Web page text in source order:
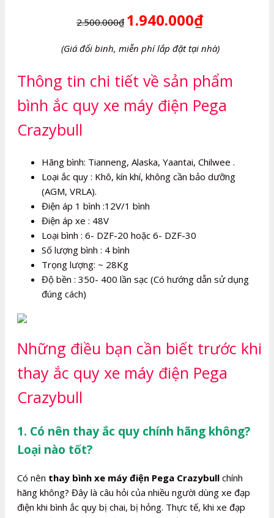
2.500.000₫ 1.940.000₫
(Giá đổi binh, miễn phí lắp đặt tại nhà)
Thông tin chi tiết về sản phẩm
bình ắc quy xe máy điện Pega
Crazybull
Hãng bình: Tianneng, Alaska, Yaantai, Chilwee .
Loại ắc quy : Khô, kín khí, không cần bảo dưỡng
(AGM, VRLA).
Điện áp 1 bình :12V/1 bình
Điện áp xe : 48V
Loại bình : 6- DZF-20 hoặc 6- DZF-30
Số lượng bình : 4 bình
Trọng lượng: ~ 28Kg
Độ bền : 350- 400 lần sạc (Có hướng dẫn sử dụng
đúng cách)
Những điều bạn cần biết trước khi
thay ắc quy xe máy điện Pega
Crazybull
1. Có nên thay ắc quy chính hãng không?
Loại nào tốt?
Có nên thay bình xe máy điện Pega Crazybull chính
hãng không? Đây là câu hỏi của nhiều người dùng xe đạp
điện khi bình ắc quy bị chai, bị hỏng. Thực tế, khi xe đạp